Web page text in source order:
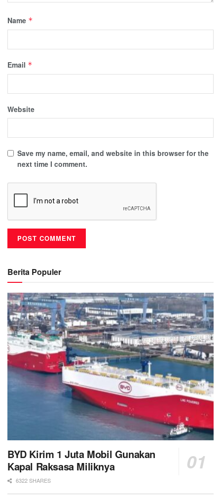
Name *
Email *
Website
Save my name, email, and website in this browser for the
next time I comment.
Berita Populer
BYD Kirim 1 Juta Mobil Gunakan
Kapal Raksasa Miliknya
6322 SHARES